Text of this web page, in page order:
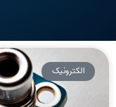
الکترونیک